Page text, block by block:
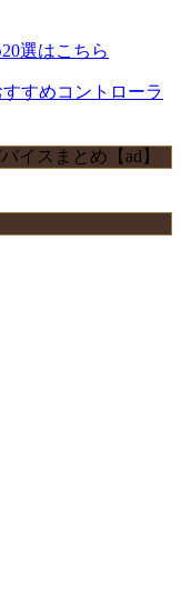
選はこちら
すめコントローラ
イスまとめ【ad】